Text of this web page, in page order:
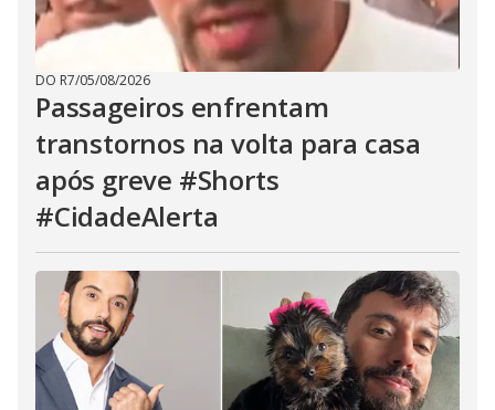
DO R7/05/08/2026
Passageiros enfrentam
transtornos na volta para casa
após greve #Shorts
#CidadeAlerta